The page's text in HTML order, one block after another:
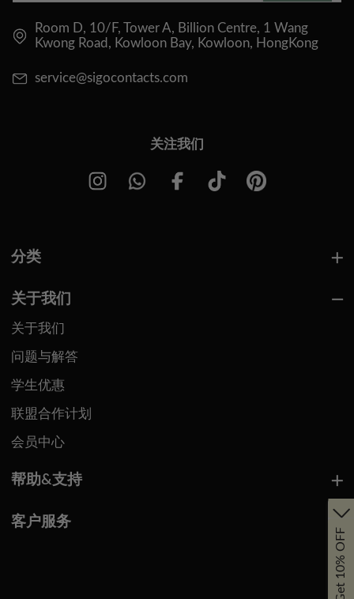
Get 10% OFF
Room D, 10/F, Tower A, Billion Centre, 1 Wang
Kwong Road, Kowloon Bay, Kowloon, HongKong
service@sigocontacts.com
关注我们
分类
关于我们
关于我们
问题与解答
学生优惠
联盟合作计划
会员中心
帮助&支持
客户服务